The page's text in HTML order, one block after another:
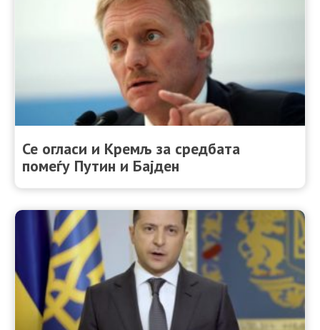
Се огласи и Кремљ за средбата
помеѓу Путин и Бајден